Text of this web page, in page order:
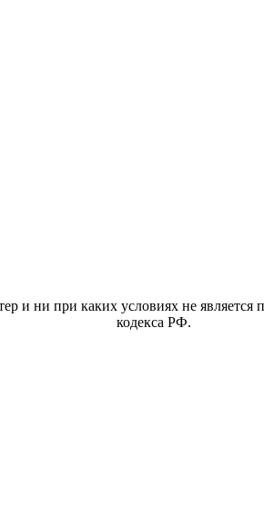
и ни при каких условиях не
кодекса РФ.